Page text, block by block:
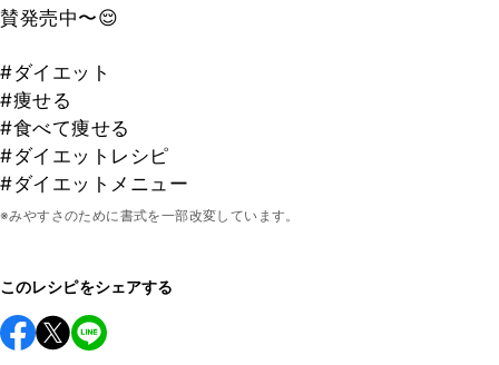
賛発売中〜😌
#ダイエット
#痩せる
#食べて痩せる
#ダイエットレシピ
#ダイエットメニュー
※みやすさのために書式を一部改変しています。
このレシピをシェアする